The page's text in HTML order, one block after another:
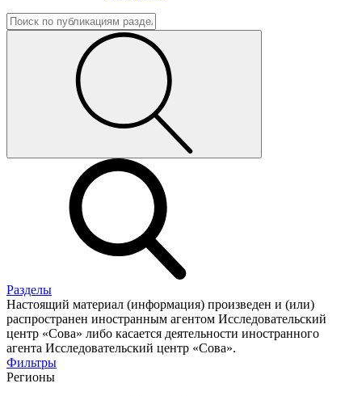
Разделы
Настоящий материал (информация) произведен и (или)
распространен иностранным агентом Исследовательский
центр «Сова» либо касается деятельности иностранного
агента Исследовательский центр «Сова».
Фильтры
Регионы